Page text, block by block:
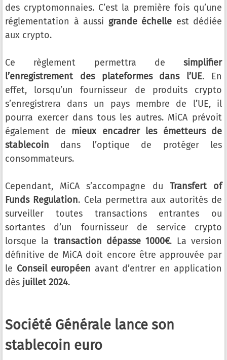
des cryptomonnaies. C’est la première fois qu’une
réglementation à aussi grande échelle est dédiée
aux crypto.
Ce règlement permettra de simplifier
l’enregistrement des plateformes dans l’UE. En
effet, lorsqu’un fournisseur de produits crypto
s’enregistrera dans un pays membre de l’UE, il
pourra exercer dans tous les autres. MiCA prévoit
également de mieux encadrer les émetteurs de
stablecoin dans l’optique de protéger les
consommateurs.
Cependant, MiCA s’accompagne du Transfert of
Funds Regulation. Cela permettra aux autorités de
surveiller toutes transactions entrantes ou
sortantes d’un fournisseur de service crypto
lorsque la transaction dépasse 1000€. La version
définitive de MiCA doit encore être approuvée par
le Conseil européen avant d’entrer en application
dès juillet 2024.
Société Générale lance son
stablecoin euro